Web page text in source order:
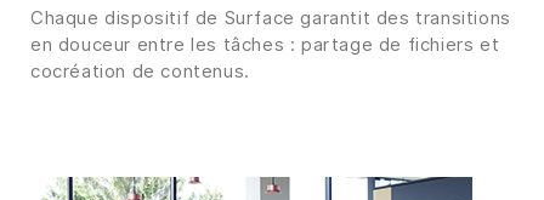
Chaque dispositif de Surface garantit des transitions
en douceur entre les tâches : partage de fichiers et
cocréation de contenus.